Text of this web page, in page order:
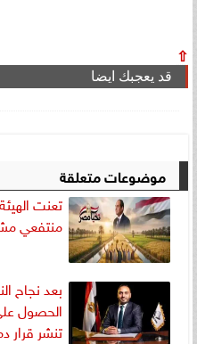
⇧
قد يعجبك ايضا
موضوعات متعلقة
تعنت
منتفعي
بعد نجاح
الحصول
تنشر قرار